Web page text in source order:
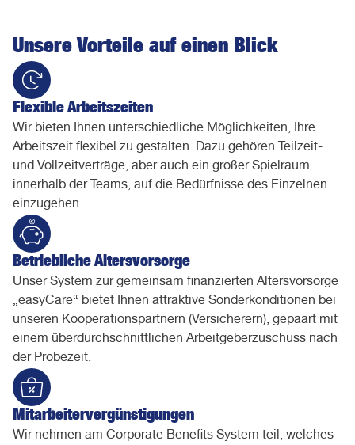
Unsere Vorteile auf einen Blick
Flexible Arbeitszeiten
Wir bieten Ihnen unterschiedliche Möglichkeiten, Ihre
Arbeitszeit flexibel zu gestalten. Dazu gehören Teilzeit-
und Vollzeitverträge, aber auch ein großer Spielraum
innerhalb der Teams, auf die Bedürfnisse des Einzelnen
einzugehen.
Betriebliche Altersvorsorge
Unser System zur gemeinsam finanzierten Altersvorsorge
„easyCare“ bietet Ihnen attraktive Sonderkonditionen bei
unseren Kooperationspartnern (Versicherern), gepaart mit
einem überdurchschnittlichen Arbeitgeberzuschuss nach
der Probezeit.
Mitarbeitervergünstigungen
Wir nehmen am Corporate Benefits System teil, welches